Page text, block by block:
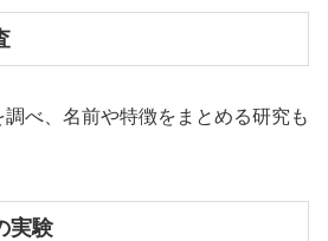
べ、名前や特徴をまとめる研究も
実験